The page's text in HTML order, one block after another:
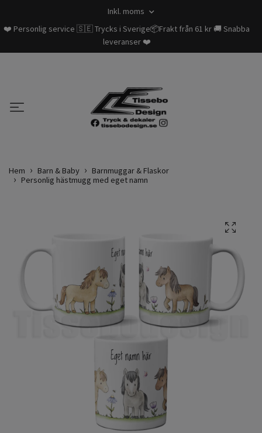
Inkl. moms
❤️ Personlig service 🇸🇪 Trycks i Sverige📦Frakt från 61 kr 🚚 Snabba
leveranser ❤️
Hem Barn & Baby
Barnmuggar & Flaskor
Personlig hästmugg med eget namn